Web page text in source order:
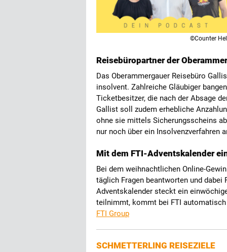
©Counter
Reisebüropartner der
Das Oberammergauer Reisebüro
insolvent. Zahlreiche Gläubiger
Ticketbesitzer, die nach der Absage
Gallist soll zudem erhebliche
ohne sie mittels Sicherungsscheins
nur noch über ein Insolvenzverfahren
Mit dem FTI-Adventskalender
Bei dem weihnachtlichen Online-
täglich Fragen beantworten und dabei
Adventskalender steckt ein
teilnimmt, kommt bei FTI
FTI Group
SCHMETTERLING REISEZIELE